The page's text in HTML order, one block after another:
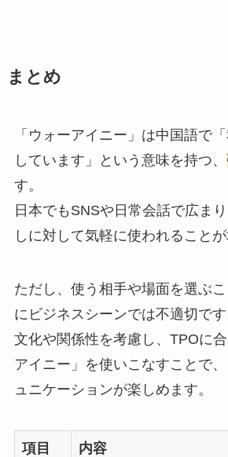
まとめ
「ウォーアイニー」は中国語で
しています」という意味を持つ、
す。
日本でもSNSや日常会話で広ま
しに対して気軽に使われることが
ただし、使う相手や場面を選ぶ
にビジネスシーンでは不適切です
文化や関係性を考慮し、TPOに
アイニー」を使いこなすことで
ュニケーションが楽しめます。
項目 内容